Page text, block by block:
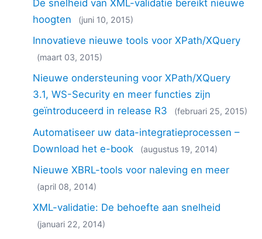
De snelheid van XML-validatie bereikt nieuwe
hoogten
(juni 10, 2015)
Innovatieve nieuwe tools voor XPath/XQuery
(maart 03, 2015)
Nieuwe ondersteuning voor XPath/XQuery
3.1, WS-Security en meer functies zijn
geïntroduceerd in release R3
(februari 25, 2015)
Automatiseer uw data-integratieprocessen –
Download het e-book
(augustus 19, 2014)
Nieuwe XBRL-tools voor naleving en meer
(april 08, 2014)
XML-validatie: De behoefte aan snelheid
(januari 22, 2014)